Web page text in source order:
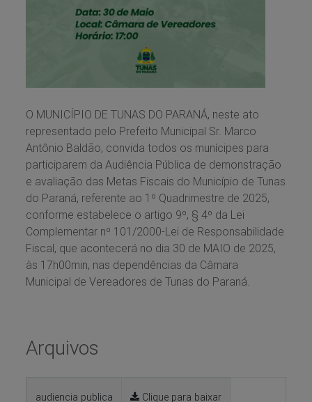
O MUNICÍPIO DE TUNAS DO PARANÁ, neste ato
representado pelo Prefeito Municipal Sr. Marco
Antônio Baldão, convida todos os munícipes para
participarem da Audiência Pública de demonstração
e avaliação das Metas Fiscais do Município de Tunas
do Paraná, referente ao 1º Quadrimestre de 2025,
conforme estabelece o artigo 9º, § 4º da Lei
Complementar nº 101/2000-Lei de Responsabilidade
Fiscal, que acontecerá no dia 30 de MAIO de 2025,
às 17h00min, nas dependências da Câmara
Municipal de Vereadores de Tunas do Paraná.
Arquivos
audiencia publica Clique para baixar